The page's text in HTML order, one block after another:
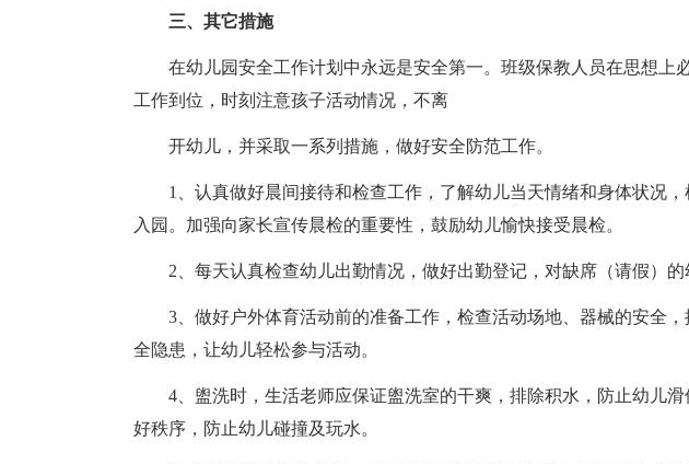
三、其它措施
在幼儿园安全工作计划中永远是安全第一。班级保教人员在思想上
工作到位，时刻注意孩子活动情况，不离
开幼儿，并采取一系列措施，做好安全防范工作。
1、认真做好晨间接待和检查工作，了解幼儿当天情绪和身体状况
入园。加强向家长宣传晨检的重要性，鼓励幼儿愉快接受晨检。
2、每天认真检查幼儿出勤情况，做好出勤登记，对缺席（请假）的
3、做好户外体育活动前的准备工作，检查活动场地、器械的安全
全隐患，让幼儿轻松参与活动。
4、盥洗时，生活老师应保证盥洗室的干爽，排除积水，防止幼儿
好秩序，防止幼儿碰撞及玩水。